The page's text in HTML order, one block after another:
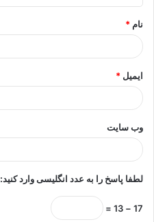
*
نام *
ایمیل *
وب‌ سایت
لطفا پاسخ را به عدد انگلیسی وارد کنید:
17 − 13 =